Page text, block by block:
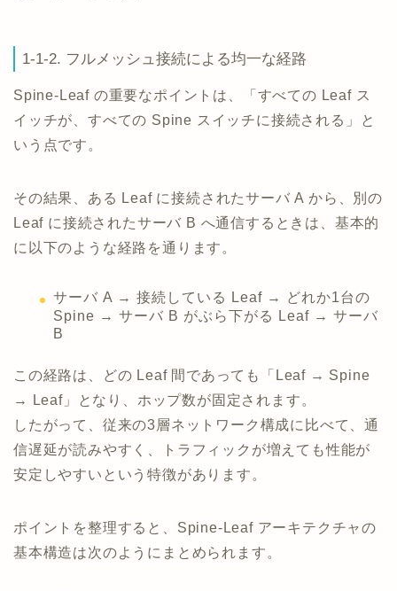
1-1-2. フルメッシュ接続による均一な経路
Spine-Leaf の重要なポイントは、「すべての Leaf ス
イッチが、すべての Spine スイッチに接続される」と
いう点です。
その結果、ある Leaf に接続されたサーバ A から、別の
Leaf に接続されたサーバ B へ通信するときは、基本的
に以下のような経路を通ります。
サーバ A → 接続している Leaf → どれか1台の
Spine → サーバ B がぶら下がる Leaf → サーバ
B
この経路は、どの Leaf 間であっても「Leaf → Spine
→ Leaf」となり、ホップ数が固定されます。
したがって、従来の3層ネットワーク構成に比べて、通
信遅延が読みやすく、トラフィックが増えても性能が
安定しやすいという特徴があります。
ポイントを整理すると、Spine-Leaf アーキテクチャの
基本構造は次のようにまとめられます。